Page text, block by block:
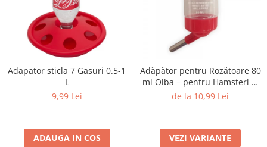
Adapator sticla 7 Gasuri 0.5-1
L
9,99 Lei
ADAUGA IN COS
Adăpător pentru Rozătoare 80
ml Olba – pentru Hamsteri și
Animale Mici
de la 10,99 Lei
VEZI VARIANTE